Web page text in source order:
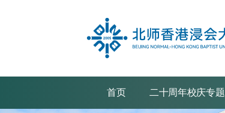
首页 二十周年校庆专题